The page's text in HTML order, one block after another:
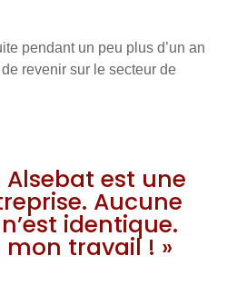
pendant un peu plus d’un an
revenir sur le secteur de
Alsebat est une
Aucune
identique.
mon travail ! »